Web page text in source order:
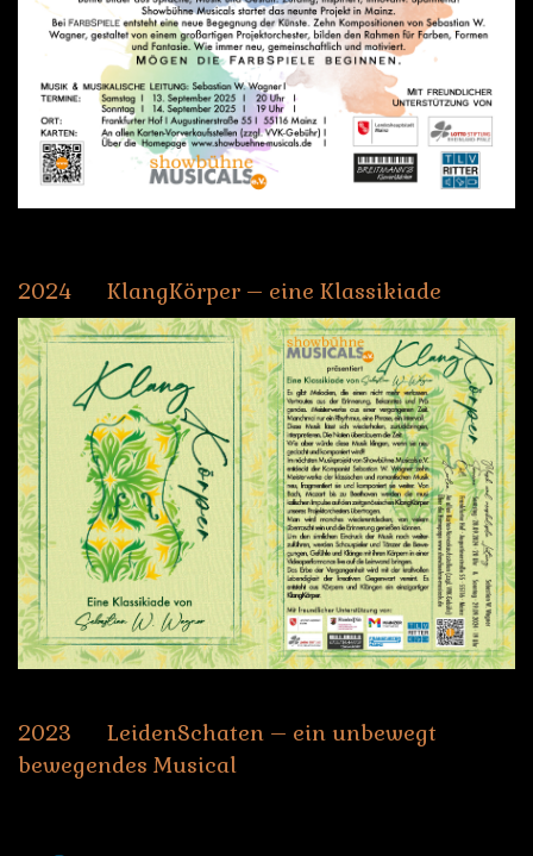
2024 KlangKörper – eine Klassikiade
2023 LeidenSchaten – ein unbewegt
bewegendes Musical